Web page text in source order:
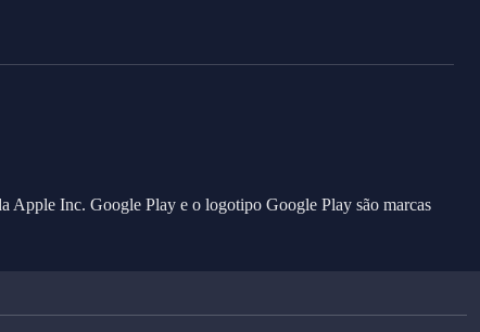
Apple Inc. Google Play e o logotipo Google Play são marcas